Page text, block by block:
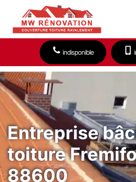
indisponible
Entreprise
toiture
88600